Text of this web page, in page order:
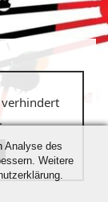
Analyse des
Weitere